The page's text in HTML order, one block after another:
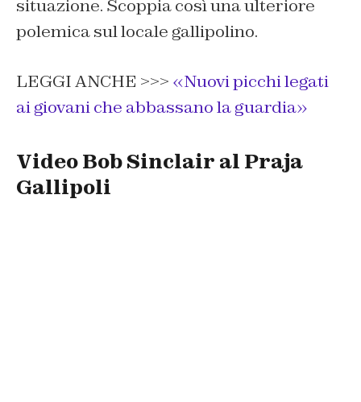
situazione. Scoppia così una ulteriore
polemica sul locale gallipolino.
LEGGI ANCHE >>> «Nuovi picchi legati
ai giovani che abbassano la guardia»
Video Bob Sinclair al Praja
Gallipoli